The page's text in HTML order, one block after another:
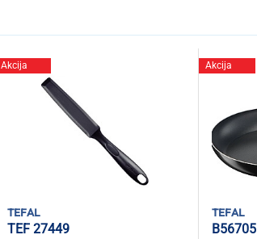
Akcija
tefal
TEF 27449
Akcija
tefal
B56705